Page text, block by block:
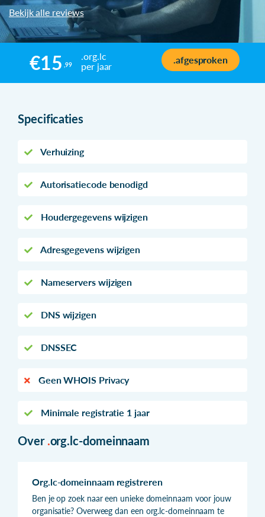
Bekijk alle reviews
€15 ,99
.org.lc
per jaar
.afgesproken
Specificaties
Verhuizing
Autorisatiecode benodigd
Houdergegevens wijzigen
Adresgegevens wijzigen
Nameservers wijzigen
DNS wijzigen
DNSSEC
Geen WHOIS Privacy
Minimale registratie 1 jaar
Over .org.lc-domeinnaam
Org.lc-domeinnaam registreren
Ben je op zoek naar een unieke domeinnaam voor jouw
organisatie? Overweeg dan een org.lc-domeinnaam te